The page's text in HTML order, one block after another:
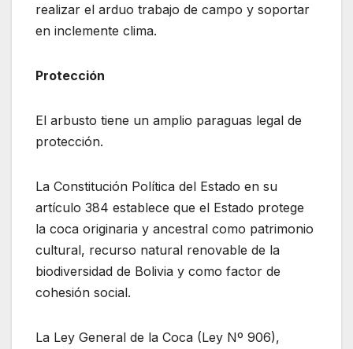
realizar el arduo trabajo de campo y soportar
en inclemente clima.
Protección
El arbusto tiene un amplio paraguas legal de
protección.
La Constitución Política del Estado en su
artículo 384 establece que el Estado protege
la coca originaria y ancestral como patrimonio
cultural, recurso natural renovable de la
biodiversidad de Bolivia y como factor de
cohesión social.
La Ley General de la Coca (Ley Nº 906),